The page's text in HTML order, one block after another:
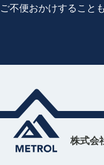
ご不便おかけすること
株式会